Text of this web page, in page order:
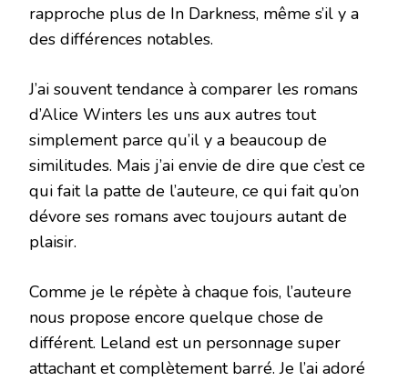
rapproche plus de In Darkness, même s’il y a
des différences notables.
J’ai souvent tendance à comparer les romans
d’Alice Winters les uns aux autres tout
simplement parce qu’il y a beaucoup de
similitudes. Mais j’ai envie de dire que c’est ce
qui fait la patte de l’auteure, ce qui fait qu’on
dévore ses romans avec toujours autant de
plaisir.
Comme je le répète à chaque fois, l’auteure
nous propose encore quelque chose de
différent. Leland est un personnage super
attachant et complètement barré. Je l’ai adoré